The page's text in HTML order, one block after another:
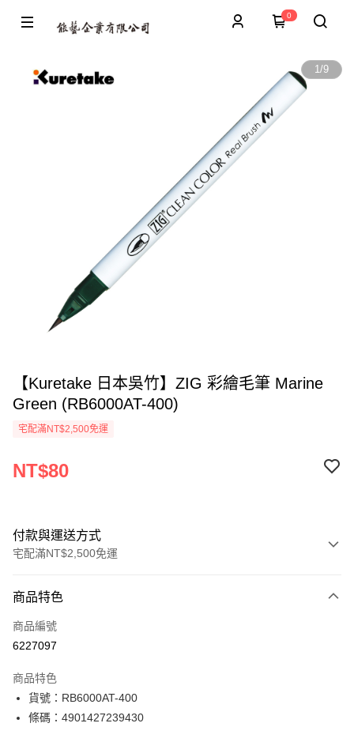
0
1/9
【Kuretake 日本吳竹】ZIG 彩繪毛筆 Marine
Green (RB6000AT-400)
宅配滿NT$2,500免運
NT$80
付款與運送方式
宅配滿NT$2,500免運
信用卡一次付款
Apple Pay
悠遊付
ATM付款
商品特色
商品編號
6227097
商品特色
貨號：RB6000AT-400
條碼：4901427239430